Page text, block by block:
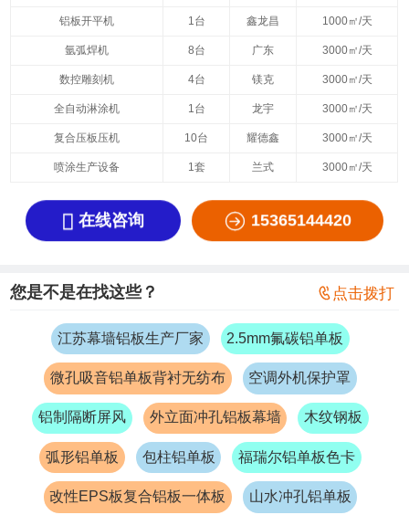
铝板开平机 1台 鑫龙昌 1000㎡/天
氩弧焊机 8台 广东 3000㎡/天
数控雕刻机 4台 镁克 3000㎡/天
全自动淋涂机 1台 龙宇 3000㎡/天
复合压板压机 10台 耀德鑫 3000㎡/天
喷涂生产设备 1套 兰式 3000㎡/天
 在线咨询  15365144420
您是不是在找这些？  点击拨打
江苏幕墙铝板生产厂家 2.5mm氟碳铝单板
微孔吸音铝单板背衬无纺布 空调外机保护罩
铝制隔断屏风 外立面冲孔铝板幕墙 木纹钢板
弧形铝单板 包柱铝单板 福瑞尔铝单板色卡
改性EPS板复合铝板一体板 山水冲孔铝单板